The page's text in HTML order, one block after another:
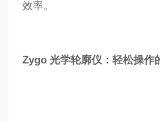
效率。
Zygo 光学轮廓仪：轻松操作